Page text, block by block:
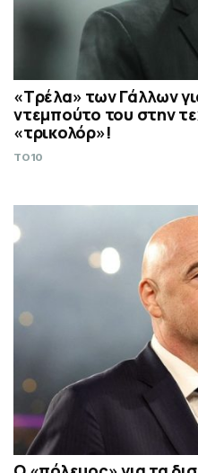
«Τρέλα» των Γάλλων
ντεμπούτο του στην
«τρικολόρ»!
TO10